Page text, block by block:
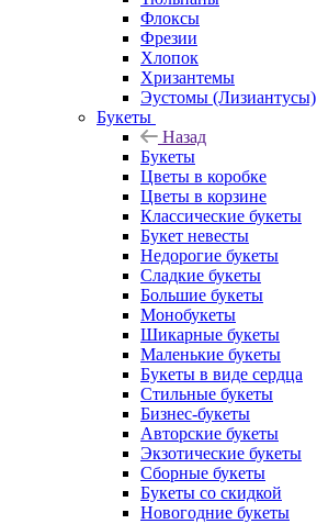
Флоксы
Фрезии
Хлопок
Хризантемы
Эустомы (Лизиантусы)
Букеты
Назад
Букеты
Цветы в коробке
Цветы в корзине
Классические букеты
Букет невесты
Недорогие букеты
Сладкие букеты
Большие букеты
Монобукеты
Шикарные букеты
Маленькие букеты
Букеты в виде сердца
Стильные букеты
Бизнес-букеты
Авторские букеты
Экзотические букеты
Сборные букеты
Букеты со скидкой
Новогодние букеты